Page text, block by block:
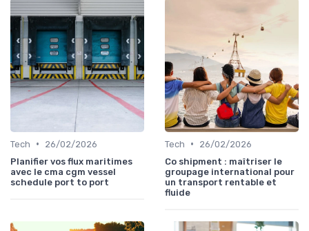
Tech •
26/02/2026
Planifier vos flux maritimes
avec le cma cgm vessel
schedule port to port
Tech •
26/02/2026
Co shipment : maîtriser le
groupage international pour
un transport rentable et
fluide